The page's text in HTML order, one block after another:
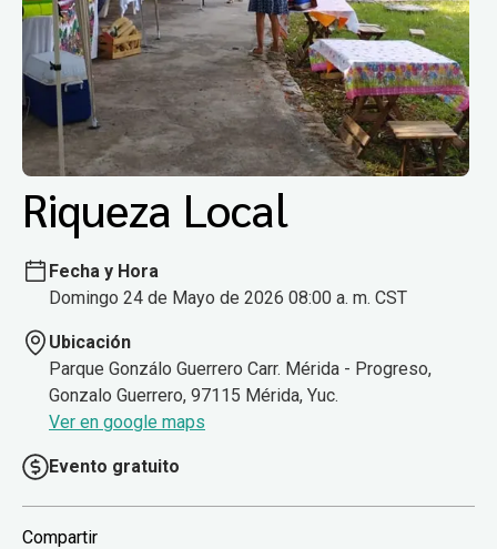
Riqueza Local
Fecha y Hora
Domingo 24 de Mayo de 2026 08:00 a. m. CST
Ubicación
Parque Gonzálo Guerrero Carr. Mérida - Progreso,
Gonzalo Guerrero, 97115 Mérida, Yuc.
Ver en google maps
Evento gratuito
Compartir